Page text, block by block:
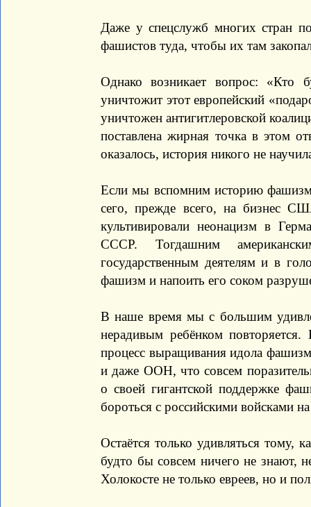
Даже у спецслужб многих стран
фашистов туда, чтобы их там
Однако возникает вопрос: «Кто
уничтожит этот европейский
уничтожен антигитлеровской
поставлена жирная точка в этом
оказалось, история никого не
Если мы вспомним историю
сего, прежде всего, на бизнес
культивировали неонацизм в
СССР. Тогдашним
государственным деятелям и в
фашизм и напоить его соком
В наше время мы с большим
нерадивым ребёнком
процесс выращивания идола
и даже ООН, что совсем
о своей гигантской поддержке
бороться с российскими войсками
Остаётся только удивляться тому,
будто бы совсем ничего не знают,
Холокосте не только евреев, но и